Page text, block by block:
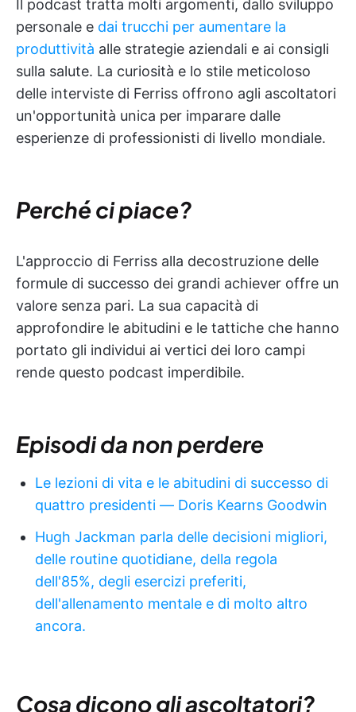
Il podcast tratta molti argomenti, dallo sviluppo
personale e dai trucchi per aumentare la
produttività alle strategie aziendali e ai consigli
sulla salute. La curiosità e lo stile meticoloso
delle interviste di Ferriss offrono agli ascoltatori
un'opportunità unica per imparare dalle
esperienze di professionisti di livello mondiale.
Perché ci piace?
L'approccio di Ferriss alla decostruzione delle
formule di successo dei grandi achiever offre un
valore senza pari. La sua capacità di
approfondire le abitudini e le tattiche che hanno
portato gli individui ai vertici dei loro campi
rende questo podcast imperdibile.
Episodi da non perdere
Le lezioni di vita e le abitudini di successo di
quattro presidenti — Doris Kearns Goodwin
Hugh Jackman parla delle decisioni migliori,
delle routine quotidiane, della regola
dell'85%, degli esercizi preferiti,
dell'allenamento mentale e di molto altro
ancora.
Cosa dicono gli ascoltatori?